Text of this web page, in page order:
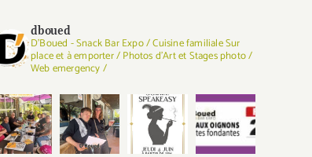
dboued
D'Boued - Snack Bar Expo / Cuisine familiale Sur
place et à emporter / Photos d'Art et Stages photo /
Web emergency /